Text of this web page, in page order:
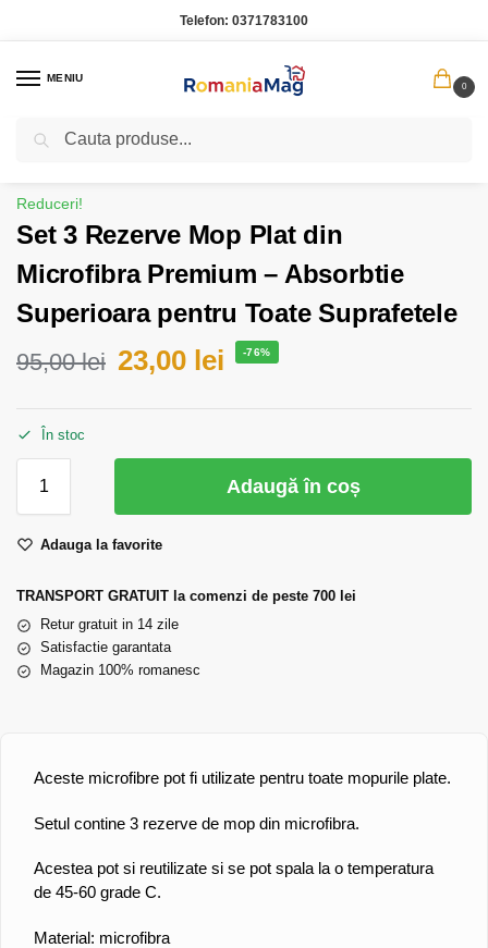
Telefon: 0371783100
MENIU
0
Prima pagină / Casa Gradina
Reduceri!
Set 3 Rezerve Mop Plat din
Microfibra Premium – Absorbtie
Superioara pentru Toate Suprafetele
95,00lei 23,00 lei -76%
În stoc
Adaugă în coș
Adauga la favorite
TRANSPORT GRATUIT la comenzi de peste 700 lei
Retur gratuit in 14 zile
Satisfactie garantata
Magazin 100% romanesc
Aceste microfibre pot fi utilizate pentru toate mopurile plate.
Setul contine 3 rezerve de mop din microfibra.
Acestea pot si reutilizate si se pot spala la o temperatura
de 45-60 grade C.
Material: microfibra